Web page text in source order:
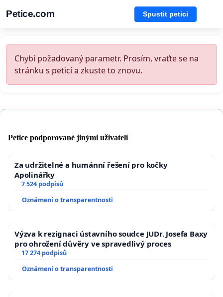
Petice.com Spustit petici
Chybí požadovaný parametr. Prosím, vraťte se na
stránku s peticí a zkuste to znovu.
Petice podporované jinými uživateli
Za udržitelné a humánní řešení pro kočky
Apolinářky
7 524 podpisů
Oznámení o transparentnosti
Výzva k rezignaci ústavního soudce JUDr. Josefa Baxy
pro ohrožení důvěry ve spravedlivý proces
17 274 podpisů
Oznámení o transparentnosti